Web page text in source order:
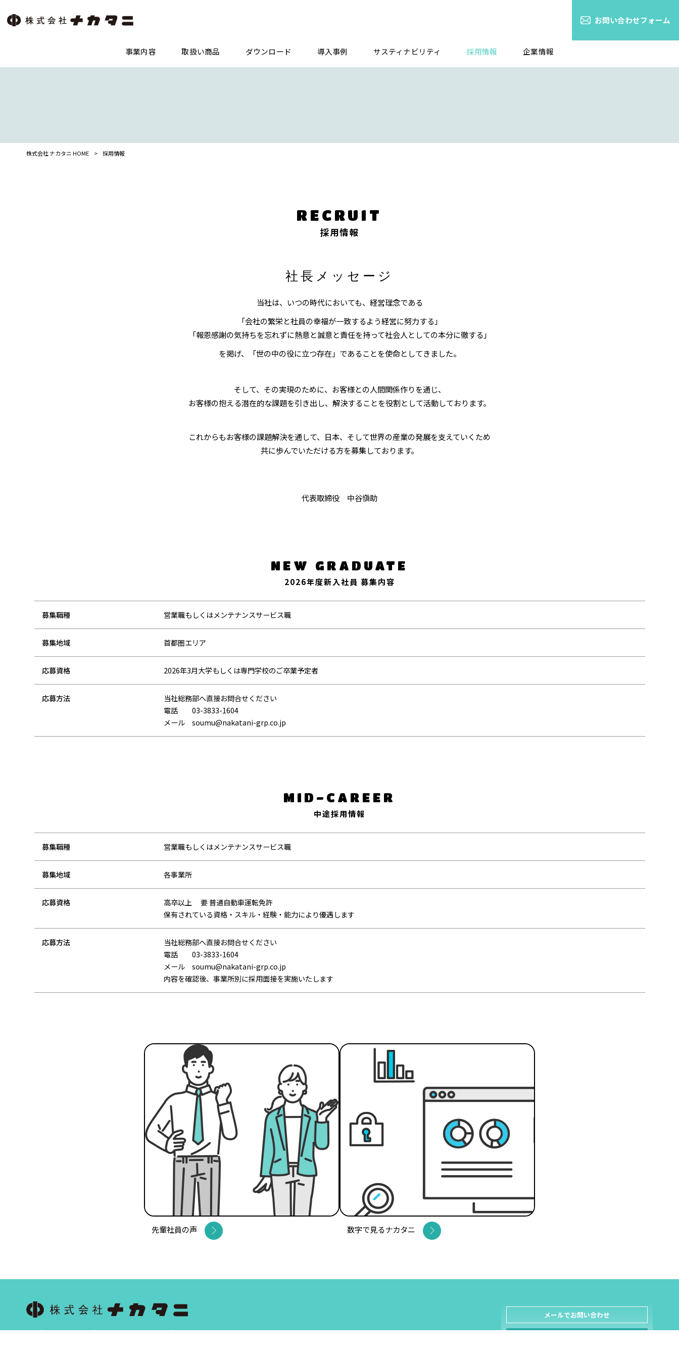
お問い合わせフォーム
事業内容 取扱い商品 ダウンロード 導入事例 サスティナビリティ 採用情報 企業情報
株式会社 ナカタニ HOME > 採用情報
RECRUIT
採用情報
社長メッセージ
当社は、いつの時代においても、経営理念である
「会社の繁栄と社員の幸福が一致するよう経営に努力する」
「報恩感謝の気持ちを忘れずに熱意と誠意と責任を持って社会人としての本分に徹する」
を掲げ、「世の中の役に立つ存在」であることを使命としてきました。
そして、その実現のために、お客様との人間関係作りを通じ、
お客様の抱える潜在的な課題を引き出し、解決することを役割として活動しております。
これからもお客様の課題解決を通して、日本、そして世界の産業の発展を支えていくため
共に歩んでいただける方を募集しております。
代表取締役 中谷愼助
NEW GRADUATE
2026年度新入社員 募集内容
募集職種 営業職もしくはメンテナンスサービス職
募集地域 首都圏エリア
応募資格 2026年3月大学もしくは専門学校のご卒業予定者
応募方法
当社総務部へ直接お問合せください
電話 03-3833-1604
メール soumu@nakatani-grp.co.jp
MID-CAREER
中途採用情報
募集職種 営業職もしくはメンテナンスサービス職
募集地域 各事業所
応募資格
高卒以上 要 普通自動車運転免許
保有されている資格・スキル・経験・能力により優遇します
応募方法
当社総務部へ直接お問合せください
電話 03-3833-1604
メール soumu@nakatani-grp.co.jp
内容を確認後、事業所別に採用面接を実施いたします
先輩社員の声 数字で見るナカタニ
メールでお問い合わせ